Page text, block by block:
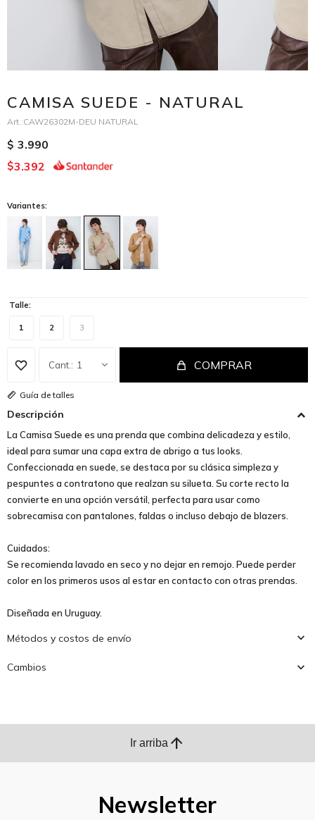
CAMISA SUEDE - NATURAL
CAW26302M-DEU NATURAL
$ 3.990
$3.392
Variantes:
Talle:
1 2 3
1 COMPRAR
Guía de talles
Descripción
La Camisa Suede es una prenda que combina delicadeza y estilo,
ideal para sumar una capa extra de abrigo a tus looks.
Confeccionada en suede, se destaca por su clásica simpleza y
pespuntes a contratono que realzan su silueta. Su corte recto la
convierte en una opción versátil, perfecta para usar como
sobrecamisa con pantalones, faldas o incluso debajo de blazers.
Cuidados:
Se recomienda lavado en seco y no dejar en remojo. Puede perder
color en los primeros usos al estar en contacto con otras prendas.
Diseñada en Uruguay.
Métodos y costos de envío
Cambios
Ir arriba arrow_upward
Newsletter